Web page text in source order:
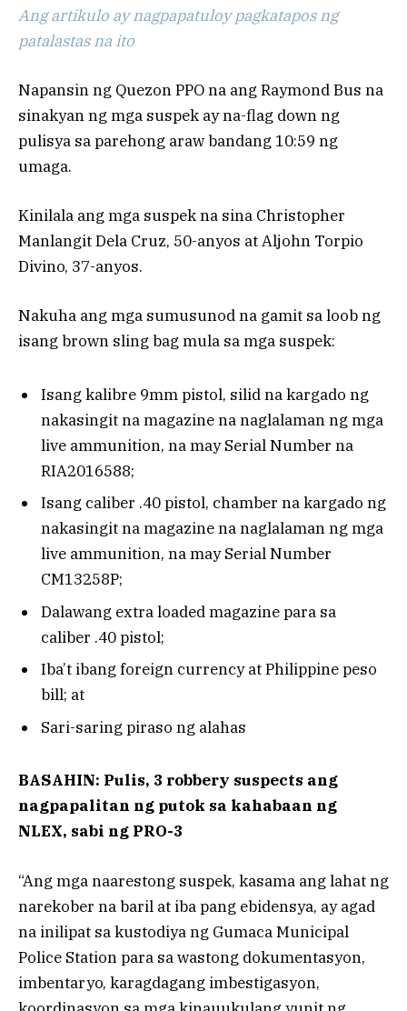
Ang artikulo ay nagpapatuloy pagkatapos ng
patalastas na ito
Napansin ng Quezon PPO na ang Raymond Bus na
sinakyan ng mga suspek ay na-flag down ng
pulisya sa parehong araw bandang 10:59 ng
umaga.
Kinilala ang mga suspek na sina Christopher
Manlangit Dela Cruz, 50-anyos at Aljohn Torpio
Divino, 37-anyos.
Nakuha ang mga sumusunod na gamit sa loob ng
isang brown sling bag mula sa mga suspek:
Isang kalibre 9mm pistol, silid na kargado ng
nakasingit na magazine na naglalaman ng mga
live ammunition, na may Serial Number na
RIA2016588;
Isang caliber .40 pistol, chamber na kargado ng
nakasingit na magazine na naglalaman ng mga
live ammunition, na may Serial Number
CM13258P;
Dalawang extra loaded magazine para sa
caliber .40 pistol;
Iba’t ibang foreign currency at Philippine peso
bill; at
Sari-saring piraso ng alahas
BASAHIN: Pulis, 3 robbery suspects ang
nagpapalitan ng putok sa kahabaan ng
NLEX, sabi ng PRO-3
“Ang mga naarestong suspek, kasama ang lahat ng
narekober na baril at iba pang ebidensya, ay agad
na inilipat sa kustodiya ng Gumaca Municipal
Police Station para sa wastong dokumentasyon,
imbentaryo, karagdagang imbestigasyon,